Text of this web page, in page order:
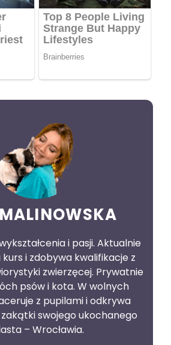
i pasji. Aktualnie
i zdobywa kwalifikacje z
zwierzęcej. Prywatnie
psów i kota. W wolnych
z pupilami i odkrywa
swojego ukochanego
– Wrocławia.